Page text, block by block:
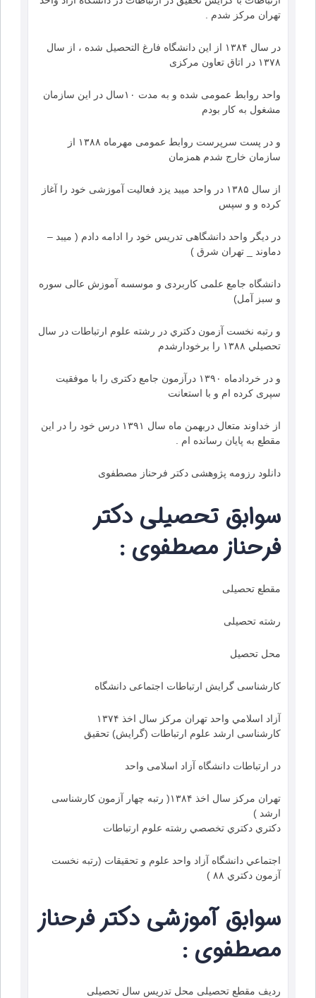
تهران مركز شدم .
در سال ۱۳۸۴ از این دانشگاه فارغ التحصيل شده ، از سال
۱۳۷۸ در اتاق تعاون مرکزی
واحد روابط عمومی شده و به مدت ۱۰سال در این سازمان
مشغول به کار بودم
و در پست سرپرست روابط عمومی مهرماه ۱۳۸۸ از
سازمان خارج شدم همزمان
از سال ۱۳۸۵ در واحد میبد یزد فعالیت آموزشی خود را آغاز
کرده و و سپس
در دیگر واحد دانشگاهی تدریس خود را ادامه دادم ( ميبد –
دماوند _ تهران شرق )
دانشگاه جامع علمی کاربردی و موسسه آموزش عالی سوره
و سبز آمل)
و رتبه نخست آزمون دكتري در رشته علوم ارتباطات در سال
تحصيلي ۱۳۸۸ را برخودارشدم
و در خردادماه ۱۳۹۰ درآزمون جامع دکتری را با موفقیت
سپری کرده ام و با استعانت
از خداوند متعال دربهمن ماه سال ۱۳۹۱ درس خود را در این
مقطع به پایان رسانده ام .
دانلود رزومه پژوهشی دکتر فرحناز مصطفوی
سوابق تحصیلی دکتر
فرحناز مصطفوی :
مقطع تحصیلی
رشته تحصیلی
محل تحصیل
کارشناسی گرایش ارتباطات اجتماعی دانشگاه
آزاد اسلامي واحد تهران مركز سال اخذ ۱۳۷۴
کارشناسی ارشد علوم ارتباطات (گرایش) تحقیق
در ارتباطات دانشگاه آزاد اسلامی واحد
تهران مرکز سال اخذ ۱۳۸۴( رتبه چهار آزمون کارشناسی
ارشد )
دكتري دكتري تخصصي رشته علوم ارتباطات
اجتماعي دانشگاه آزاد واحد علوم و تحقيقات (رتبه نخست
آزمون دكتري ۸۸ )
سوابق آموزشی دکتر فرحناز
مصطفوی :
ردیف مقطع تحصیلی محل تدریس سال تحصیلی